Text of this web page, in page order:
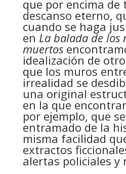
que por encima de
descanso eterno,
cuando se haga
en La balada de los
muertos
idealización de
que los muros
irrealidad se
una original
en la que
por ejemplo, que
entramado de la
misma facilidad
extractos
alertas policiales y